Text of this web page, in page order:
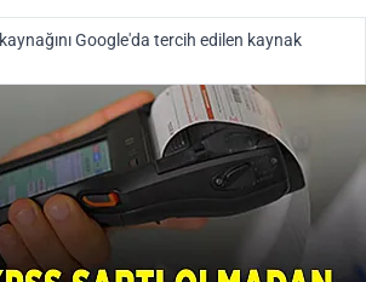
kaynağını Google'da tercih edilen kaynak